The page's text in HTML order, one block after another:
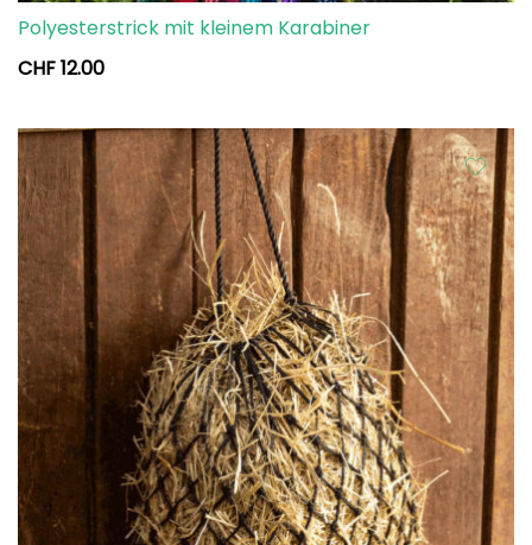
Polyesterstrick mit kleinem Karabiner
CHF12.00